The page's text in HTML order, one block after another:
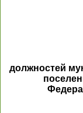
должностей